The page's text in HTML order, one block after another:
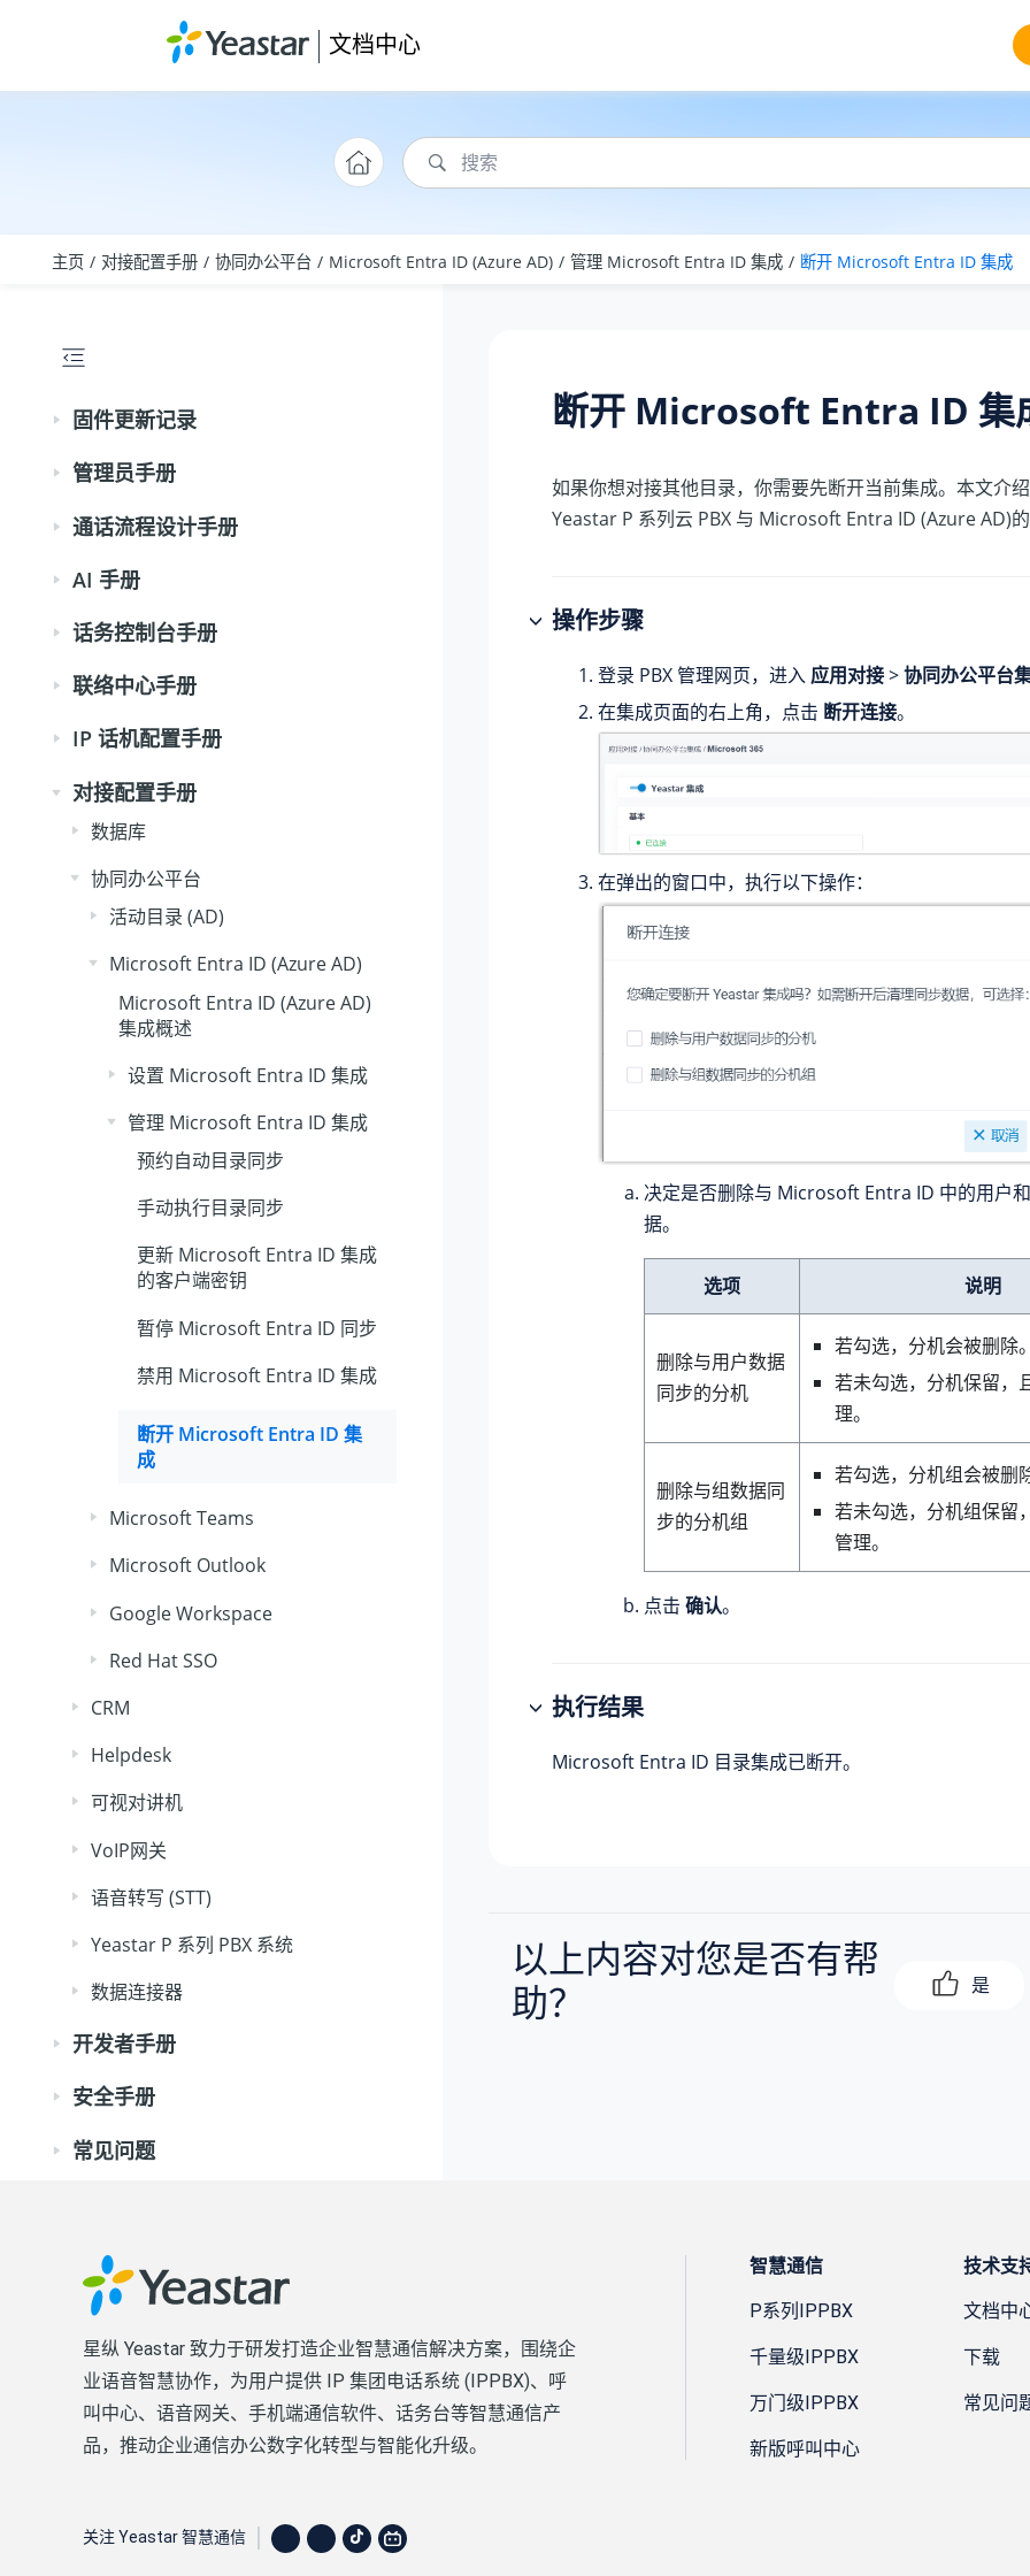
文档中心
主页 对接配置手册 协同办公平台 Microsoft Entra ID (Azure AD) 管理 Microsoft Entra ID 集成 断开 Microsoft Entra ID 集成
固件更新记录
管理员手册
通话流程设计手册
AI 手册
话务控制台手册
联络中心手册
IP 话机配置手册
对接配置手册
数据库
协同办公平台
活动目录 (AD)
Microsoft Entra ID (Azure AD)
Microsoft Entra ID (Azure AD)
集成概述
设置 Microsoft Entra ID 集成
管理 Microsoft Entra ID 集成
预约自动目录同步
手动执行目录同步
更新 Microsoft Entra ID 集成
的客户端密钥
暂停 Microsoft Entra ID 同步
禁用 Microsoft Entra ID 集成
断开 Microsoft Entra ID 集
成
Microsoft Teams
Microsoft Outlook
Google Workspace
Red Hat SSO
CRM
Helpdesk
可视对讲机
VoIP网关
语音转写 (STT)
Yeastar P 系列 PBX 系统
数据连接器
开发者手册
安全手册
常见问题
断开 Microsoft Entra ID 集
如果你想对接其他目录，你需要先断开当前集成。本文介
Yeastar P 系列云 PBX 与 Microsoft Entra ID (Azure AD)
操作步骤
登录 PBX 管理网页，进入 应用对接>协同办公平台
在集成页面的右上角，点击 断开连接。
在弹出的窗口中，执行以下操作：
决定是否删除与 Microsoft Entra ID 中的用户
据。
选项 说明
删除与用户数据
同步的分机
若勾选，分机会被删除
若未勾选，分机保留，
理。
删除与组数据同
步的分机组
若勾选，分机组会被删
若未勾选，分机组保留
管理。
点击 确认。
执行结果
Microsoft Entra ID 目录集成已断开。
以上内容对您是否有帮
助？
是
星纵 Yeastar 致力于研发打造企业智慧通信解决方案，围绕企
业语音智慧协作，为用户提供 IP 集团电话系统 (IPPBX)、呼
叫中心、语音网关、手机端通信软件、话务台等智慧通信产
品，推动企业通信办公数字化转型与智能化升级。
智慧通信
P系列IPPBX
千量级IPPBX
万门级IPPBX
新版呼叫中心
技术支
文档中
下载
常见问
关注 Yeastar 智慧通信